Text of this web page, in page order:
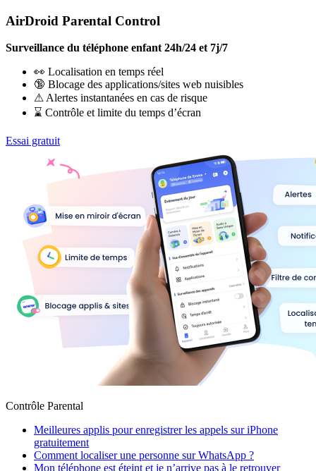
AirDroid Parental Control
Surveillance du téléphone enfant 24h/24 et 7j/7
👀 Localisation en temps réel
🔞 Blocage des applications/sites web nuisibles
⚠ Alertes instantanées en cas de risque
⌛ Contrôle et limite du temps d’écran
Essai gratuit
Contrôle Parental
Meilleures applis pour enregistrer les appels sur iPhone
gratuitement
Comment localiser une personne sur WhatsApp ?
Mon téléphone est éteint et je n’arrive pas à le retrouver